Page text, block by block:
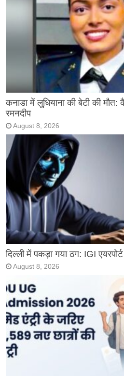
कनाडा में लुधियाना की बेटी की माैत:
रमनदीप
August 8, 2026
दिल्ली में पकड़ा गया ठग: IGI
August 8, 2026